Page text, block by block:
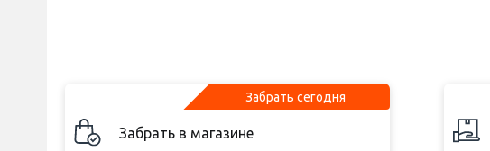
Забрать сегодня
Забрать в магазине